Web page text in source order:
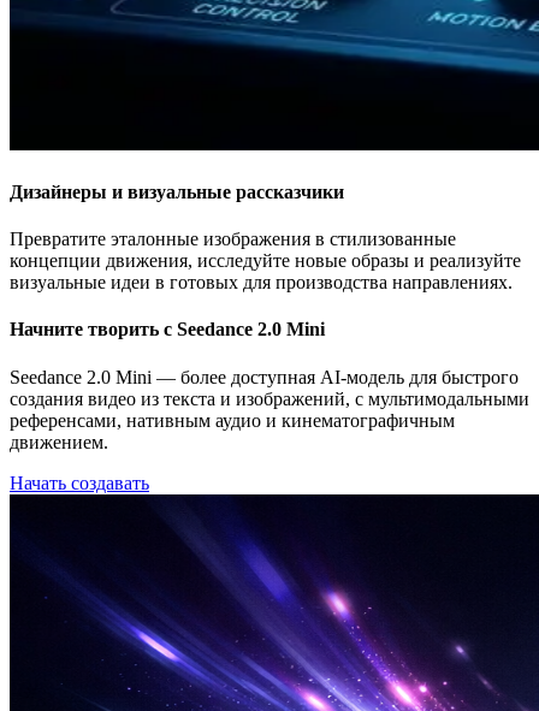
Дизайнеры и визуальные рассказчики
Превратите эталонные изображения в стилизованные
концепции движения, исследуйте новые образы и реализуйте
визуальные идеи в готовых для производства направлениях.
Начните творить с Seedance 2.0 Mini
Seedance 2.0 Mini — более доступная AI-модель для быстрого
создания видео из текста и изображений, с мультимодальными
референсами, нативным аудио и кинематографичным
движением.
Начать создавать